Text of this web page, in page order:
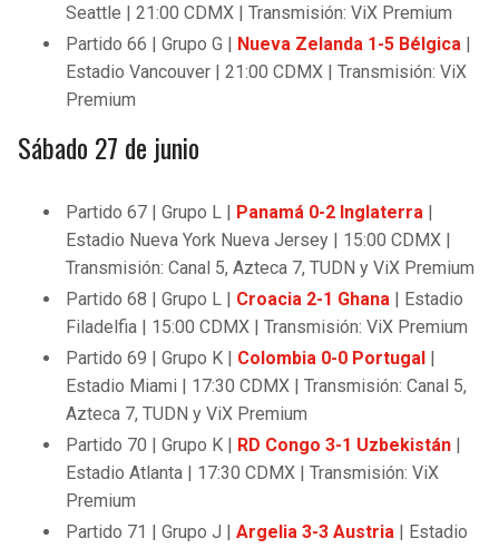
Seattle | 21:00 CDMX | Transmisión: ViX Premium
Partido 66 | Grupo G | Nueva Zelanda 1-5 Bélgica |
Estadio Vancouver | 21:00 CDMX | Transmisión: ViX
Premium
Sábado 27 de junio
Partido 67 | Grupo L | Panamá 0-2 Inglaterra |
Estadio Nueva York Nueva Jersey | 15:00 CDMX |
Transmisión: Canal 5, Azteca 7, TUDN y ViX Premium
Partido 68 | Grupo L | Croacia 2-1 Ghana | Estadio
Filadelfia | 15:00 CDMX | Transmisión: ViX Premium
Partido 69 | Grupo K | Colombia 0-0 Portugal |
Estadio Miami | 17:30 CDMX | Transmisión: Canal 5,
Azteca 7, TUDN y ViX Premium
Partido 70 | Grupo K |
RD Congo 3-1 Uzbekistán
Estadio Atlanta | 17:30 CDMX | Transmisión: ViX
Premium
Partido 71 | Grupo J |Argelia 3-3 Austria
| Estadio